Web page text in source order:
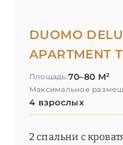
DUOMO
APARTMENT
Площадь:70–80 М²
Максимальное
4 взрослых
2 спальни с